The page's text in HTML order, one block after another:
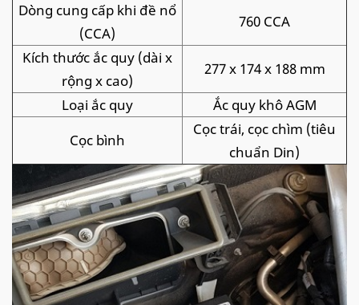
Dòng cung cấp khi đề nổ
(CCA)
760 CCA
Kích thước ắc quy (dài x
rộng x cao)
277 x 174 x 188 mm
Loại ắc quy
Ắc quy khô AGM
Cọc bình
Cọc trái, cọc chìm (tiêu
chuẩn Din)